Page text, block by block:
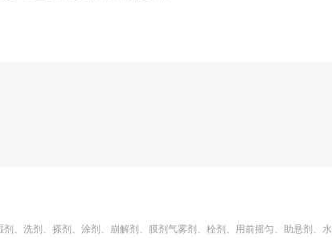
、洗剂、搽剂、涂剂、崩解剂、膜剂气雾剂、栓剂、用前摇匀、助悬剂、水